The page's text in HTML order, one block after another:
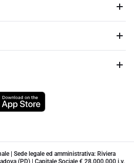
| Sede legale ed amministrativa: Riviera
(PD) | Capitale Sociale € 28.000.000 i.v.